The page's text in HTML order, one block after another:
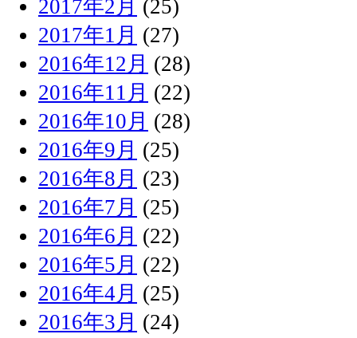
2017年2月 (25)
2017年1月 (27)
2016年12月 (28)
2016年11月 (22)
2016年10月 (28)
2016年9月 (25)
2016年8月 (23)
2016年7月 (25)
2016年6月 (22)
2016年5月 (22)
2016年4月 (25)
2016年3月 (24)